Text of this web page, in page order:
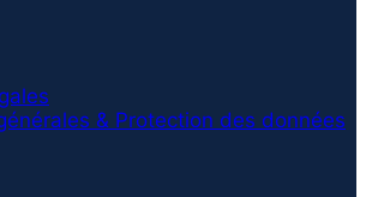
& Protection des données